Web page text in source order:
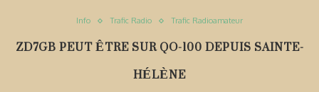
Info Trafic Radio Trafic Radioamateur
ZD7GB PEUT ÊTRE SUR QO-100 DEPUIS SAINTE-
HÉLÈNE